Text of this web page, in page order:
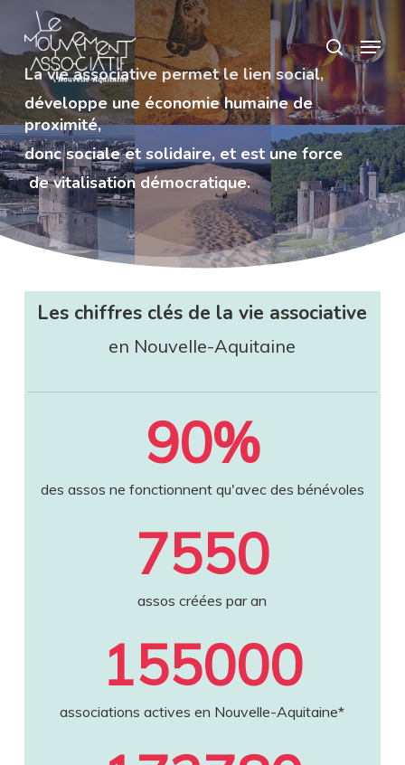
main
content
search
Menu
La vie associative permet le lien social,
développe une économie humaine de
proximité,
donc sociale et solidaire, et est une force
de vitalisation démocratique.
Les chiffres clés de la vie associative
en Nouvelle-Aquitaine
90%
des assos ne fonctionnent qu'avec des bénévoles
7550
assos créées par an
155000
associations actives en Nouvelle-Aquitaine*
Close
Menu
Panneau de gestion des cookies